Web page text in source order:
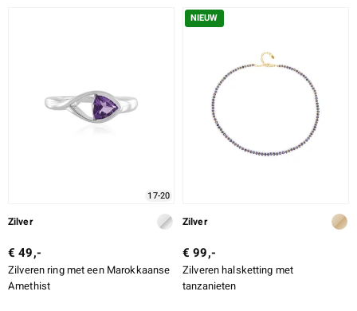
17-20
Zilver
€ 49,-
Zilveren ring met een Marokkaanse
Amethist
NIEUW
Zilver
€ 99,-
Zilveren halsketting met
tanzanieten